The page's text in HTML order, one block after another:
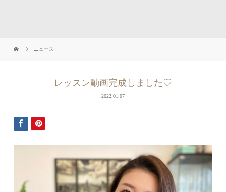
ニュース
レッスン動画完成しました♡
2022.01.07